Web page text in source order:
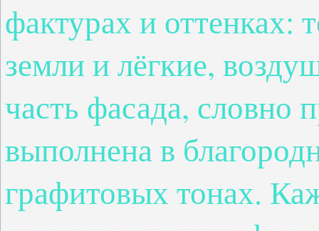
фактурах и оттенках:
земли и лёгкие,
часть фасада, словно
выполнена в
графитовых тонах.